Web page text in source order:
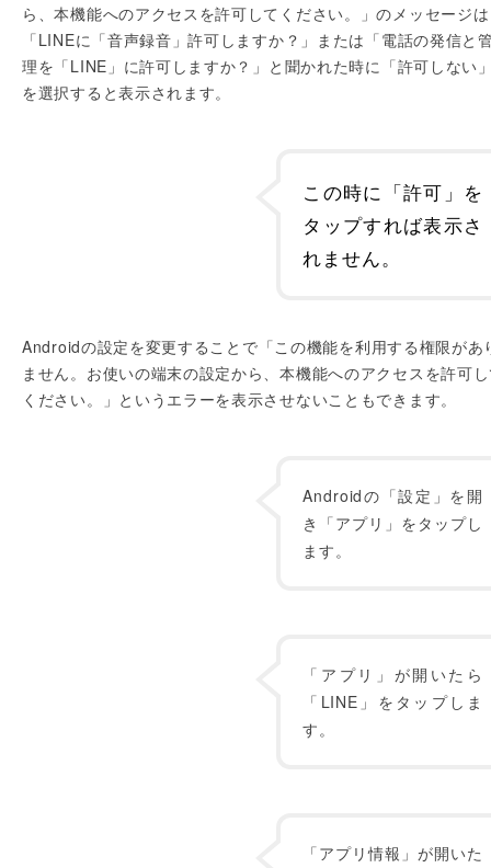
ら、本機能へのアクセスを許可してください。」のメッセージは
「LINEに「音声録音」許可しますか？」または「電話の発信と
理を「LINE」に許可しますか？」と聞かれた時に「許可しない
を選択すると表示されます。
この時に「許可」を
タップすれば表示さ
れません。
Androidの設定を変更することで「この機能を利用する権限があ
ません。お使いの端末の設定から、本機能へのアクセスを許可
ください。」というエラーを表示させないこともできます。
Androidの「設定」を開
き「アプリ」をタップし
ます。
「アプリ」が開いたら
「LINE」をタップしま
す。
「アプリ情報」が開いた